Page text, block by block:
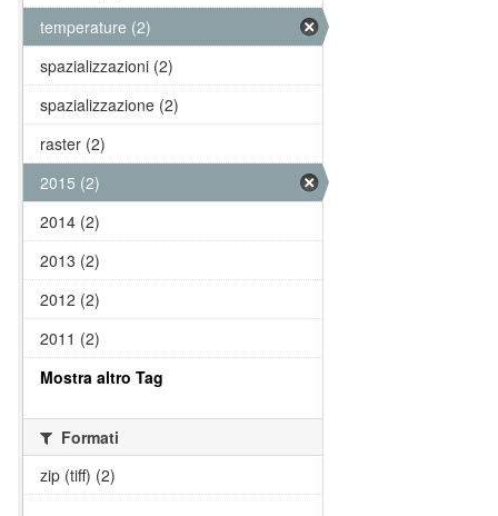
temperature (2)
spazializzazioni (2)
spazializzazione (2)
raster (2)
2015 (2)
2014 (2)
2013 (2)
2012 (2)
2011 (2)
Mostra altro Tag
Formati
zip (tiff) (2)